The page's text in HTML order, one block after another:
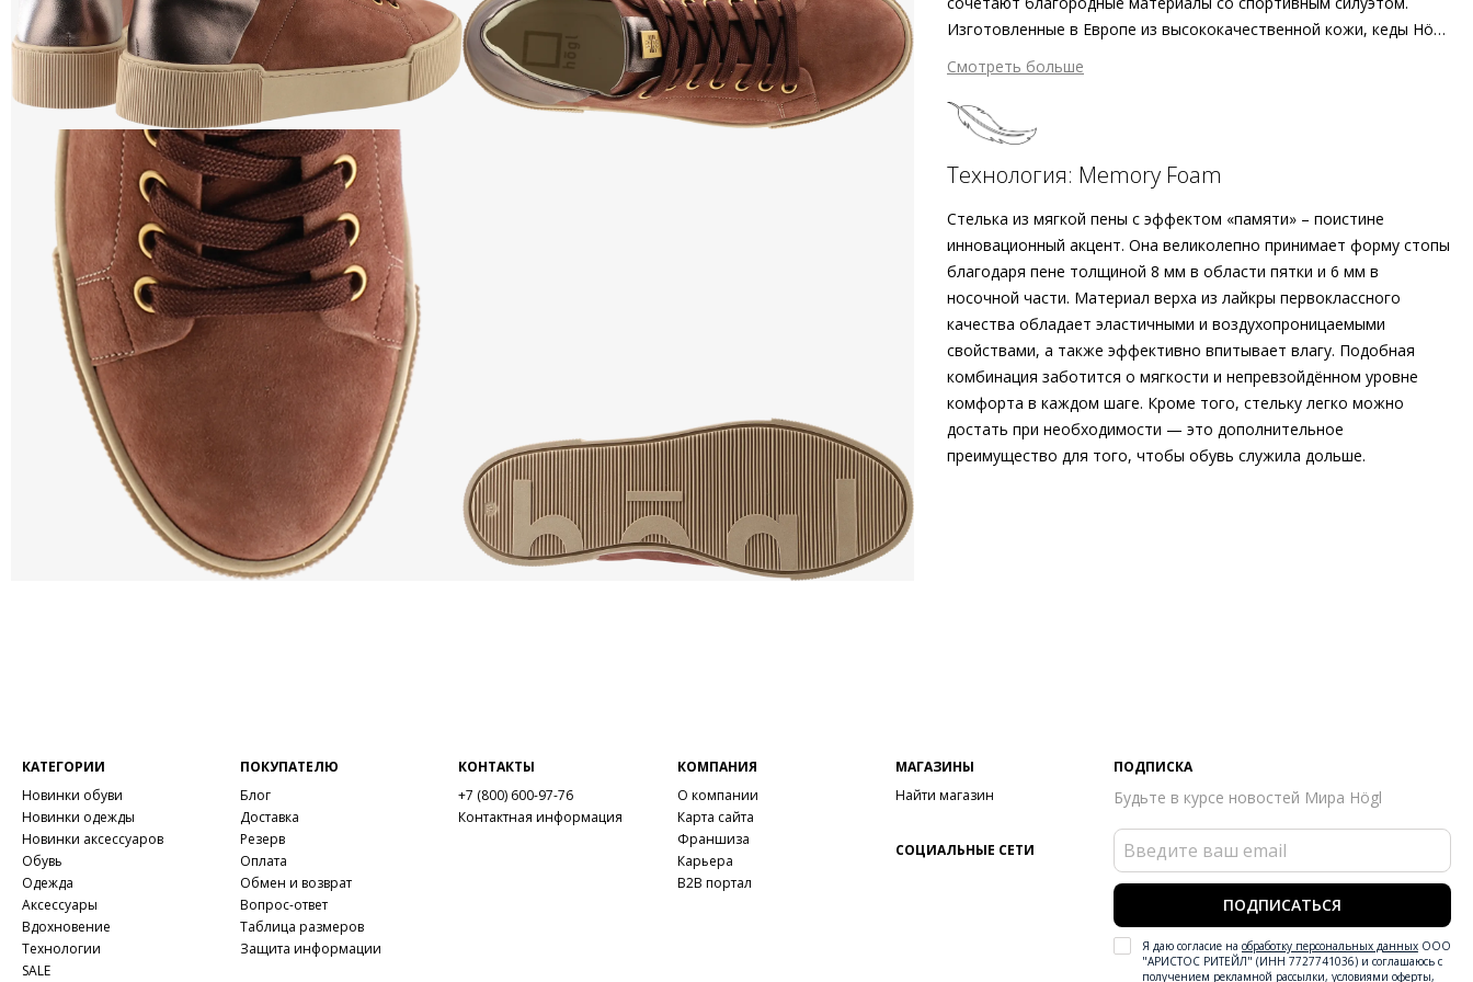
Затем по 7 247 ₽ раз в 2 недели
Подробнее о сервисе можно узнать наdolyame.ru
Изготовленные в Европе из высококачественной кожи, кеды Högl
пудрово-розового цвета гарантируют долговечность и комфорт.
Рифленая подошва и круглый мыс формируют современный
дизайн, равно как и акценты с металлическим блеском. Эти кеды
— простой и универсальный вариант для отдыха, который
сопровождать вас в любое время года.
Смотреть больше
Технология: Memory Foam
Стелька из мягкой пены с эффектом «памяти» – поистине
инновационный акцент. Она великолепно принимает форму стопы
благодаря пене толщиной 8 мм в области пятки и 6 мм в
носочной части. Материал верха из лайкры первоклассного
качества обладает эластичными и воздухопроницаемыми
свойствами, а также эффективно впитывает влагу. Подобная
комбинация заботится о мягкости и непревзойдённом уровне
комфорта в каждом шаге. Кроме того, стельку легко можно
достать при необходимости — это дополнительное
преимущество для того, чтобы обувь служила дольше.
Забота об окружающей среде
вкладных стелек отмечены сертификатами Leather Working Group,
Материал верха отмечен золотым сертификатом Leather Working
Group
КАТЕГОРИИ
Новинки обуви
Новинки одежды
Новинки аксессуаров
Обувь
Одежда
Аксессуары
Вдохновение
Технологии
SALE
ПОКУПАТЕЛЮ
Блог
Доставка
Резерв
Оплата
Обмен и возврат
Вопрос-ответ
Таблица размеров
Защита информации
КОНТАКТЫ
+7 (800) 600-97-76
Контактная информация
КОМПАНИЯ
О компании
Карта сайта
Франшиза
Карьера
B2B портал
МАГАЗИНЫ
Найти магазин
СОЦИАЛЬНЫЕ СЕТИ
ПОДПИСКА
Будьте в курсе новостей Мира Högl
ПОДПИСАТЬСЯ
Я даю согласие на обработку персональных данныхООО
"АРИСТОС РИТЕЙЛ" (ИНН 7727741036) и соглашаюсь с
получением рекламной рассылки, условиями оферты,